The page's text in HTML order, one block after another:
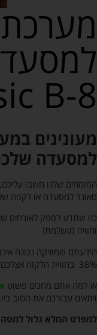
B-8
מעונינים
למסעדה
המומחים שלנו חשבו
סאונד למסעדה או לקפה
כזו שתדע לספק לאורחים
וחוויה מושלמת!
הידעתם שמוזיקה נכונה
38% בחווית הלקוח אצלכם בעסק?
אז למה אתם מחכים פשוט
ויתאים עבורכם את הטוב
למפרט המלא גלול